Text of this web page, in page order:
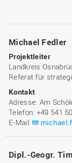
Michael Fedler
Projektleiter
Landkreis
Referat für
Kontakt
Adresse: Am
Telefon: +49 541
E-Mail:
Dipl.-Geogr.